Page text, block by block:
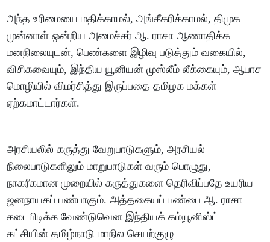
அந்த உரிமையை மதிக்காமல், அங்கீகரிக்காமல், திமுக
முன்னாள் ஒன்றிய அமைச்சர் ஆ. ராசா ஆணாதிக்க
மனநிலையுடன், பெண்களை இழிவு படுத்தும் வகையில்,
விசிகவையும், இந்திய யூனியன் முஸ்லீம் லீக்கையும், ஆபாச
மொழியில் விமர்சித்து இருப்பதை தமிழக மக்கள்
ஏற்கமாட்டார்கள்.
அரசியலில் கருத்து வேறுபாடுகளும், அரசியல்
நிலைபாடுகளிலும் மாறுபாடுகள் வரும் பொழுது,
நாகரீகமான முறையில் கருத்துகளை தெரிவிப்பதே உயரிய
ஜனநாயகப் பண்பாகும். அத்தகையப் பண்பை ஆ. ராசா
கடைபிடிக்க வேண்டுவென இந்தியக் கம்யூனிஸ்ட்
கட்சியின் தமிழ்நாடு மாநில செயற்குழு